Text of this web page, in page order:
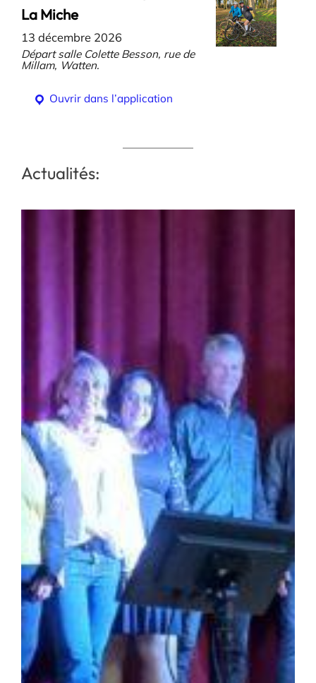
La Miche
13 décembre 2026
Départ salle Colette Besson, rue de
Millam, Watten.
Ouvrir dans l’application
Actualités: